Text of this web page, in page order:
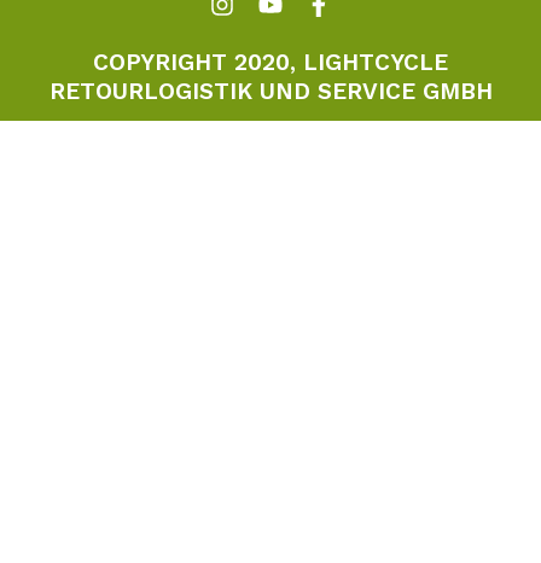
COPYRIGHT 2020, LIGHTCYCLE
RETOURLOGISTIK UND SERVICE GMBH